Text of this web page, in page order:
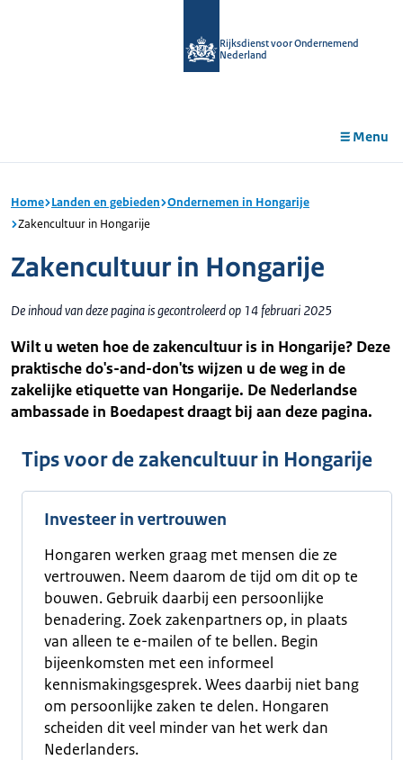
Rijksdienst voor Ondernemend
Nederland
Menu
Home Landen en gebieden Ondernemen in Hongarije
Zakencultuur in Hongarije
Zakencultuur in Hongarije
De inhoud van deze pagina is gecontroleerd op 14 februari 2025
Wilt u weten hoe de zakencultuur is in Hongarije? Deze
praktische do's-and-don'ts wijzen u de weg in de
zakelijke etiquette van Hongarije. De Nederlandse
ambassade in Boedapest draagt bij aan deze pagina.
Tips voor de zakencultuur in Hongarije
Investeer in vertrouwen
Hongaren werken graag met mensen die ze
vertrouwen. Neem daarom de tijd om dit op te
bouwen. Gebruik daarbij een persoonlijke
benadering. Zoek zakenpartners op, in plaats
van alleen te e-mailen of te bellen. Begin
bijeenkomsten met een informeel
kennismakingsgesprek. Wees daarbij niet bang
om persoonlijke zaken te delen. Hongaren
scheiden dit veel minder van het werk dan
Nederlanders.